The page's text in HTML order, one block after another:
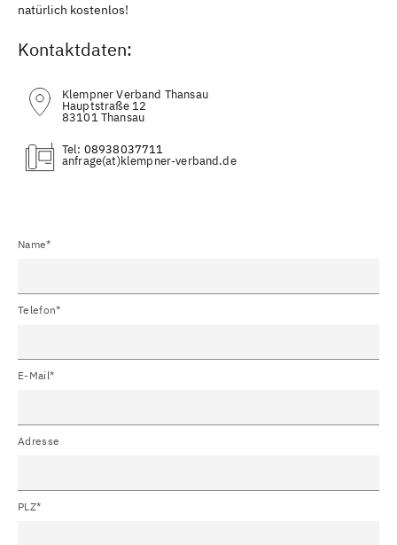
natürlich kostenlos!
Kontaktdaten:
Klempner Verband Thansau
Hauptstraße 12
83101 Thansau
Tel: 08938037711
(at)
Name*
Telefon*
E-Mail*
Adresse
PLZ*